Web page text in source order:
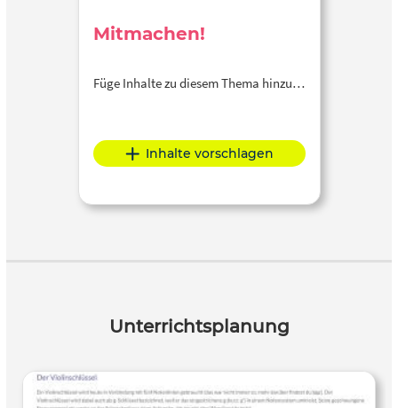
Mitmachen!
Füge Inhalte zu diesem Thema hinzu…
Inhalte vorschlagen
Unterrichtsplanung